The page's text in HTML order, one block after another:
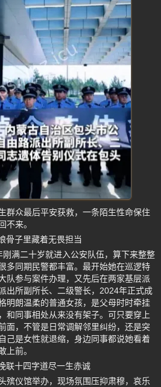
群众最后平安获救，一条陌生性命保住
不来。
骨子里藏着无畏担当
满二十岁就进入公安队伍，算下来整整
多同期民警都丰富。最开始她在巡逻特
队参与案件办理，又先后在两家基层派
出所副所长、二级警长，2024年正式成
明朗温柔的普通女孩，是父母时时牵挂
和同事相处从来没有架子。可只要穿上
面，不管是日常调解邻里纠纷，还是突
己是女性就退缩，身边同事都说她看着
上前。
联十四字道尽一生赤诚
殡仪馆举办，现场氛围压抑肃穆，哀乐